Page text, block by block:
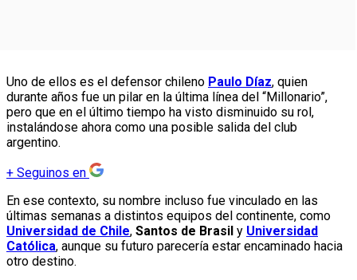
Uno de ellos es el defensor chileno Paulo Díaz, quien
durante años fue un pilar en la última línea del “Millonario”,
pero que en el último tiempo ha visto disminuido su rol,
instalándose ahora como una posible salida del club
argentino.
+ Seguinos en
En ese contexto, su nombre incluso fue vinculado en las
últimas semanas a distintos equipos del continente, como
Universidad de Chile, Santos de Brasil y Universidad
Católica, aunque su futuro parecería estar encaminado hacia
otro destino.